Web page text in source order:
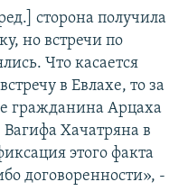
сторона получила
но встречи по
Что касается
в Евлахе, то за
гражданина Арцаха
Вагифа Хачатряна в
этого факта
договоренности», -